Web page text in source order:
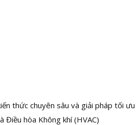
thức chuyên sâu và giải pháp tối ưu
Điều hòa Không khí (HVAC)